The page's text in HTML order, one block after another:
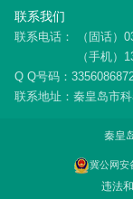
联系我们
联系电话：
（固话）
（手机）
Q Q号码：
联系地址：秦皇岛市
秦皇
冀公网安
违法